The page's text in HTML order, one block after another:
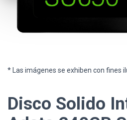
* Las imágenes se exhiben con fines
Disco Solido